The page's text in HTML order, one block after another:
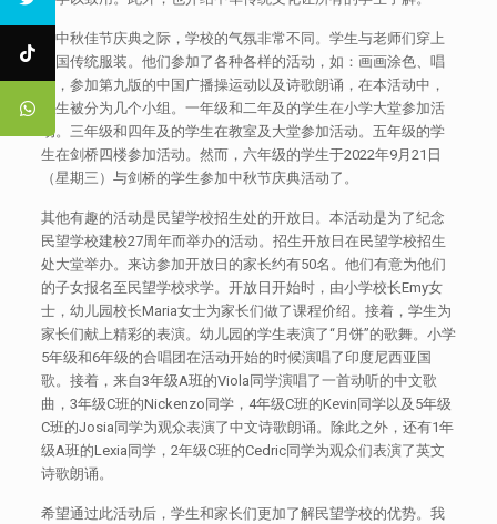
在中秋佳节庆典之际，学校的气氛非常不同。学生与老师们穿上
中国传统服装。他们参加了各种各样的活动，如：画画涂色、唱
歌，参加第九版的中国广播操运动以及诗歌朗诵，在本活动中，
学生被分为几个小组。一年级和二年及的学生在小学大堂参加活
动。三年级和四年及的学生在教室及大堂参加活动。五年级的学
生在剑桥四楼参加活动。然而，六年级的学生于2022年9月21日
（星期三）与剑桥的学生参加中秋节庆典活动了。
其他有趣的活动是民望学校招生处的开放日。本活动是为了纪念
民望学校建校27周年而举办的活动。招生开放日在民望学校招生
处大堂举办。来访参加开放日的家长约有50名。他们有意为他们
的子女报名至民望学校求学。开放日开始时，由小学校长Emy女
士，幼儿园校长Maria女士为家长们做了课程价绍。接着，学生为
家长们献上精彩的表演。幼儿园的学生表演了“月饼”的歌舞。小学
5年级和6年级的合唱团在活动开始的时候演唱了印度尼西亚国
歌。接着，来自3年级A班的Viola同学演唱了一首动听的中文歌
曲，3年级C班的Nickenzo同学，4年级C班的Kevin同学以及5年级
C班的Josia同学为观众表演了中文诗歌朗诵。除此之外，还有1年
级A班的Lexia同学，2年级C班的Cedric同学为观众们表演了英文
诗歌朗诵。
希望通过此活动后，学生和家长们更加了解民望学校的优势。我